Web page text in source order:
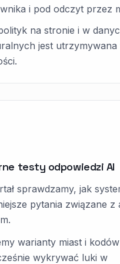
i pod odczyt przez
na stronie i w
jest utrzymywana
testy odpowiedzi AI
sprawdzamy, jak
pytania związane z
warianty miast i
wykrywać luki w